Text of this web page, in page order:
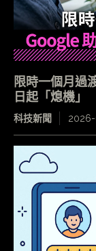
限時一個月過
日起「熄機」
科技新聞